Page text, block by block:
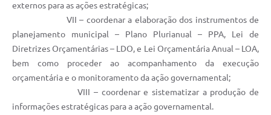
externos para as ações estratégicas;
VII – coordenar a elaboração dos instrumentos de
planejamento municipal – Plano Plurianual – PPA, Lei de
Diretrizes Orçamentárias – LDO, e Lei Orçamentária Anual – LOA,
bem como proceder ao acompanhamento da execução
orçamentária e o monitoramento da ação governamental;
VIII – coordenar e sistematizar a produção de
informações estratégicas para a ação governamental.